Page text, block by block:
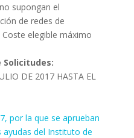
supongan el
de redes de
elegible máximo
Solicitudes:
DE 2017 HASTA EL
por la que se aprueban
ayudas del Instituto de